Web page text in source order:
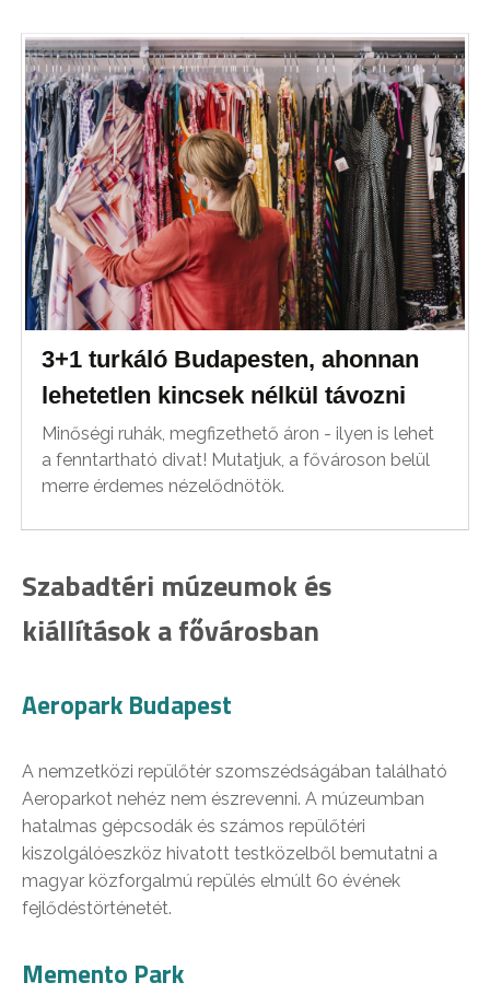
3+1 turkáló Budapesten, ahonnan
lehetetlen kincsek nélkül távozni
Minőségi ruhák, megfizethető áron - ilyen is lehet
a fenntartható divat! Mutatjuk, a fővároson belül
merre érdemes nézelődnötök.
Szabadtéri múzeumok és
kiállítások a fővárosban
Aeropark Budapest
A nemzetközi repülőtér szomszédságában található
Aeroparkot nehéz nem észrevenni. A múzeumban
hatalmas gépcsodák és számos repülőtéri
kiszolgálóeszköz hivatott testközelből bemutatni a
magyar közforgalmú repülés elmúlt 60 évének
fejlődéstörténetét.
Memento Park